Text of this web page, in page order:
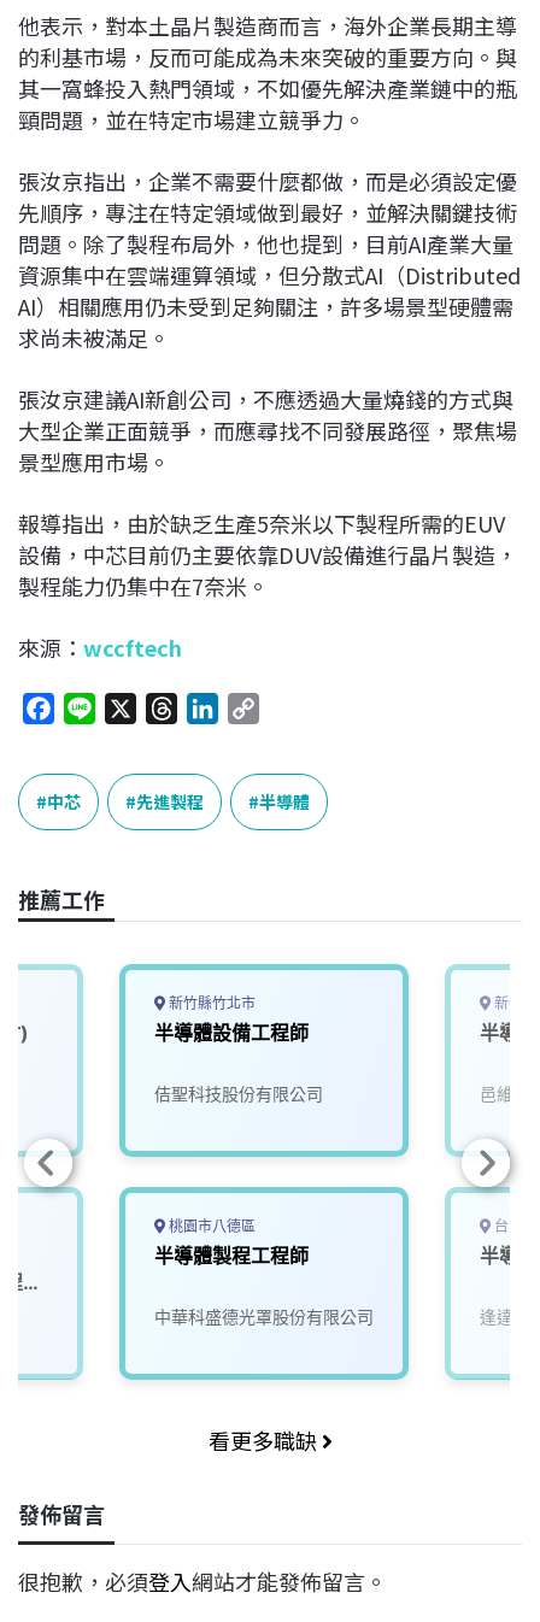
他表示，對本土晶片製造商而言，海外企業長期主導
的利基市場，反而可能成為未來突破的重要方向。與
其一窩蜂投入熱門領域，不如優先解決產業鏈中的瓶
頸問題，並在特定市場建立競爭力。
張汝京指出，企業不需要什麼都做，而是必須設定優
先順序，專注在特定領域做到最好，並解決關鍵技術
問題。除了製程布局外，他也提到，目前AI產業大量
資源集中在雲端運算領域，但分散式AI（Distributed
AI）相關應用仍未受到足夠關注，許多場景型硬體需
求尚未被滿足。
張汝京建議AI新創公司，不應透過大量燒錢的方式與
大型企業正面競爭，而應尋找不同發展路徑，聚焦場
景型應用市場。
報導指出，由於缺乏生產5奈米以下製程所需的EUV
設備，中芯目前仍主要依靠DUV設備進行晶片製造，
製程能力仍集中在7奈米。
來源： wccftech
c
e
b
o
k
e
r
e
a
k
n
p
y
L
k
中芯 先進製程 半導體
推薦工作
)
工
新竹縣竹北市
半導體設備工程師
佶聖科技股份有限公司
桃園市八德區
半導體製程工程師
中華科盛德光罩股份有限公司
新竹
半導
邑維科
台中
半導
逢達能
看更多職缺
發佈留言
很抱歉，必須登入網站才能發佈留言。